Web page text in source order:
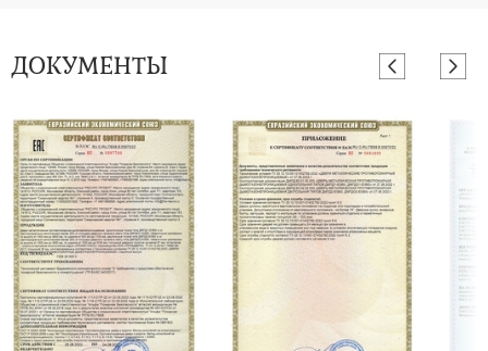
ДОКУМЕНТЫ